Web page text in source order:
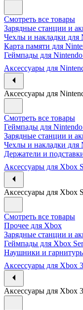
Смотреть все товары
Зарядные станции и
Чехлы и накладки для
Карта памяти для
Геймпады для
Аксессуары для
Аксессуары для
Смотреть все товары
Геймпады для
Зарядные станции и
Чехлы и накладки для
Держатели и
Аксессуары для Xbox
Аксессуары для Xbox
Смотреть все товары
Прочее для Xbox
Зарядные станции и
Геймпады для Xbox
Наушники и
Аксессуары для Xbox
Аксессуары для Xbox